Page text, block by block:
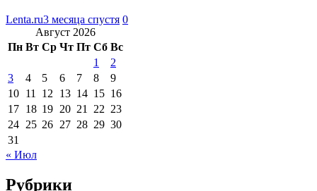
Lenta.ru3 месяца спустя 0
Август 2026
Пн Вт Ср Чт Пт Сб Вс
1
2
3
4 5 6 7 8
9
10 11 12 13 14 15 16
17 18 19 20 21 22 23
24 25 26 27 28 29 30
31
« Июл
Рубрики